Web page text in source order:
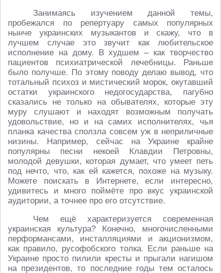
Занимаясь изучением данной темы,
пробежался по репертуару самых популярных
нынче украинских музыкантов и скажу, что в
лучшем случае это звучит как любительское
исполнение на дому. В худшем – как творчество
пациентов психиатрической лечебницы. Раньше
было получше. По этому поводу делаю вывод, что
тотальный психоз и мистический морок, окутавший
остатки украинского недогосударства, пагубно
сказались не только на обывателях, которые эту
муру слушают и находят возможным получать
удовольствие, но и на самих исполнителях, чья
планка качества сползла совсем уж в неприличные
низины. Например, сейчас на Украине крайне
популярны песни некоей Клавдии Петровны,
молодой девушки, которая думает, что умеет петь
под нечто, что, как ей кажется, похоже на музыку.
Можете поискать в Интернете, если интересно,
удивитесь и много поймёте про вкус украинской
аудитории, а точнее про его отсутствие.
Чем ещё характеризуется современная
украинская культура? Конечно, многочисленными
перформансами, инсталляциями и акционизмом,
как правило, русофобского толка. Если раньше на
Украине просто пилили кресты и прыгали нагишом
на президентов, то последние годы тем осталось